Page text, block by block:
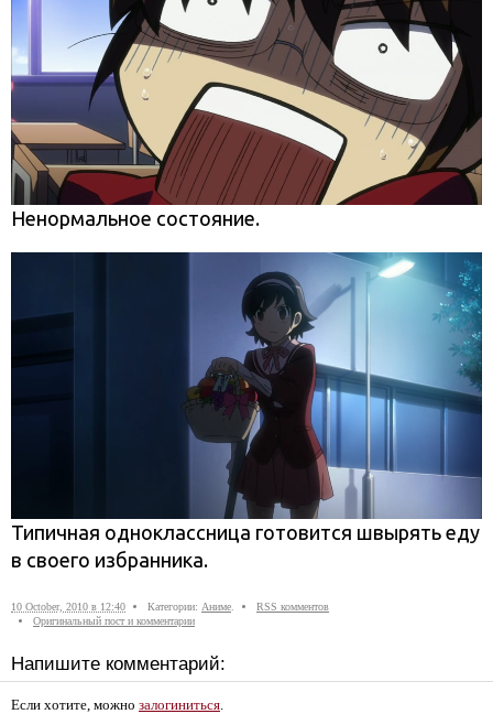
Ненормальное состояние.
Типичная одноклассница готовится швырять еду
в своего избранника.
10 October, 2010 в 12:40 Категории: Аниме
RSS комментов
Оригинальный пост и комментарии
Напишите комментарий:
Если хотите, можно залогиниться